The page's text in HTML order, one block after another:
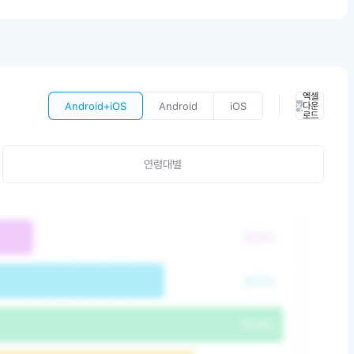
Android+iOS Android iOS
엑셀
다운
로드
연령대별